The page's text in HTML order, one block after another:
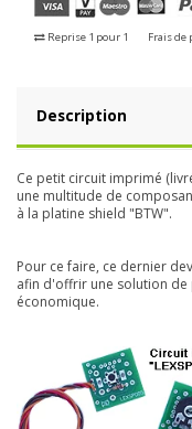
Reprise 1 pour 1 Frais de
Description
Ce petit circuit imprimé
une multitude de
à la platine shield "BTW".
Pour ce faire, ce dernier
afin d'offrir une solution
économique.